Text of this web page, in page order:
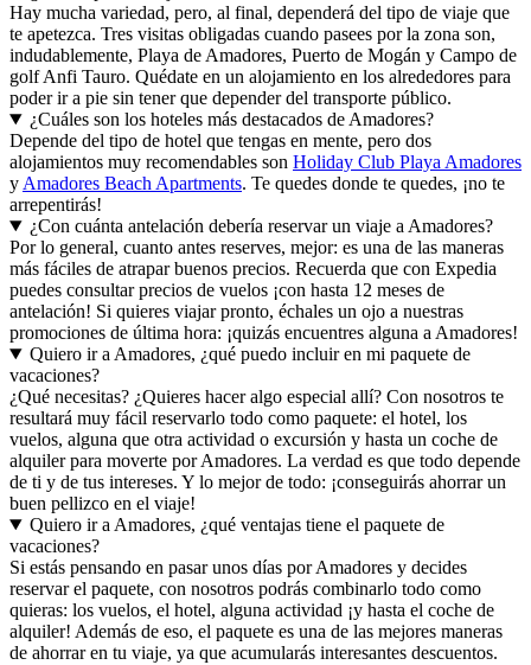
Hay mucha variedad, pero, al final, dependerá del tipo de viaje que
te apetezca. Tres visitas obligadas cuando pasees por la zona son,
indudablemente, Playa de Amadores, Puerto de Mogán y Campo de
golf Anfi Tauro. Quédate en un alojamiento en los alrededores para
poder ir a pie sin tener que depender del transporte público.
¿Cuáles son los hoteles más destacados de Amadores?
Depende del tipo de hotel que tengas en mente, pero dos
alojamientos muy recomendables son Holiday Club Playa Amadores
y Amadores Beach Apartments. Te quedes donde te quedes, ¡no te
arrepentirás!
¿Con cuánta antelación debería reservar un viaje a Amadores?
Por lo general, cuanto antes reserves, mejor: es una de las maneras
más fáciles de atrapar buenos precios. Recuerda que con Expedia
puedes consultar precios de vuelos ¡con hasta 12 meses de
antelación! Si quieres viajar pronto, échales un ojo a nuestras
promociones de última hora: ¡quizás encuentres alguna a Amadores!
Quiero ir a Amadores, ¿qué puedo incluir en mi paquete de
vacaciones?
¿Qué necesitas? ¿Quieres hacer algo especial allí? Con nosotros te
resultará muy fácil reservarlo todo como paquete: el hotel, los
vuelos, alguna que otra actividad o excursión y hasta un coche de
alquiler para moverte por Amadores. La verdad es que todo depende
de ti y de tus intereses. Y lo mejor de todo: ¡conseguirás ahorrar un
buen pellizco en el viaje!
Quiero ir a Amadores, ¿qué ventajas tiene el paquete de
vacaciones?
Si estás pensando en pasar unos días por Amadores y decides
reservar el paquete, con nosotros podrás combinarlo todo como
quieras: los vuelos, el hotel, alguna actividad ¡y hasta el coche de
alquiler! Además de eso, el paquete es una de las mejores maneras
de ahorrar en tu viaje, ya que acumularás interesantes descuentos.